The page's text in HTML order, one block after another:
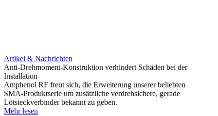
Artikel & Nachrichten
Anti-Drehmoment-Konstruktion verhindert Schäden bei der
Installation
Amphenol RF freut sich, die Erweiterung unserer beliebten
SMA-Produktserie um zusätzliche verdrehsichere, gerade
Lötsteckverbinder bekannt zu geben.
Mehr lesen